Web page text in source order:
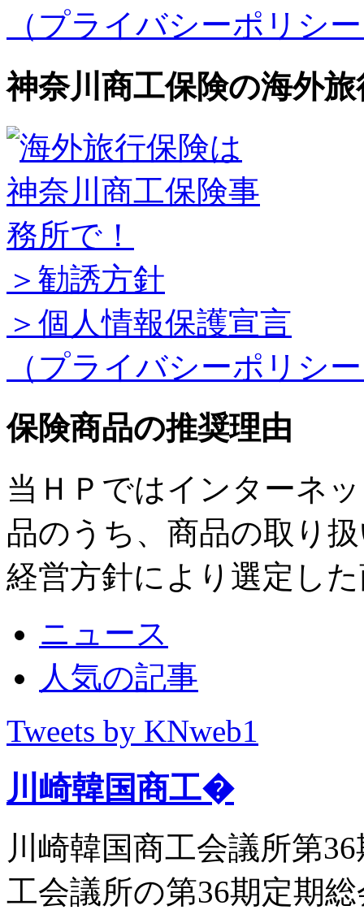
（プライバシーポリシ
神奈川商工保険の海外
＞勧誘方針
＞個人情報保護宣言
（プライバシーポリシ
保険商品の推奨理由
当ＨＰではインターネ
品のうち、商品の取り
経営方針により選定し
ニュース
人気の記事
Tweets by KNweb1
川崎韓国商工�
川崎韓国商工会議所第
工会議所の第36期定期